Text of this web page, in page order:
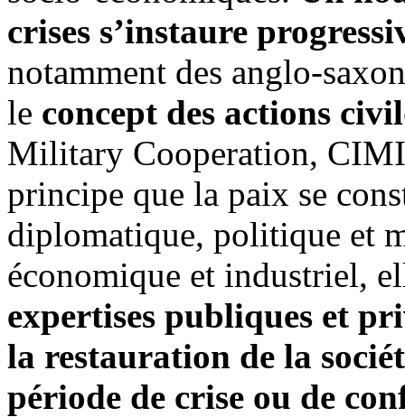
crises s’instaure
notamment des anglo-
le concept des actions
Military Cooperation,
principe que la paix se
diplomatique, politique et
économique et industriel,
expertises publiques et
la restauration de la
période de crise ou de